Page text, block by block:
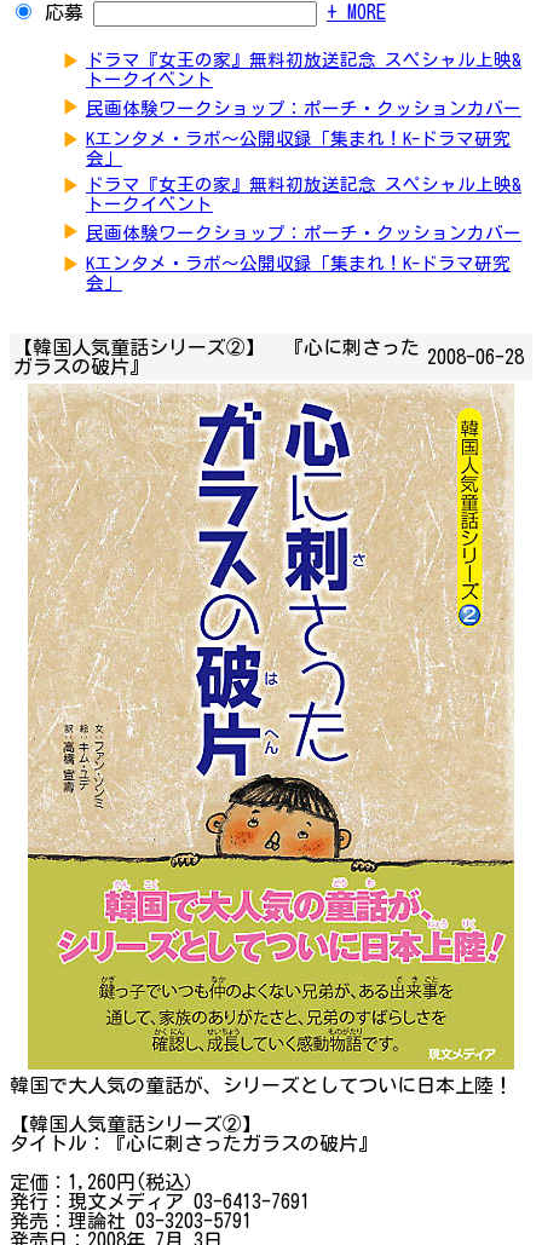
応募 + MORE
▶
ドラマ『女王の家』無料初放送記念 スペシャル上映&
トークイベント
▶ 民画体験ワークショップ：ポーチ・クッションカバー
▶ Kエンタメ・ラボ～公開収録「集まれ！K-ドラマ研究
会」
▶
ドラマ『女王の家』無料初放送記念 スペシャル上映&
トークイベント
▶ 民画体験ワークショップ：ポーチ・クッションカバー
▶ Kエンタメ・ラボ～公開収録「集まれ！K-ドラマ研究
会」
【韓国人気童話シリーズ②】 『心に刺さった
ガラスの破片』
2008-06-28
韓国で大人気の童話が、シリーズとしてついに日本上陸！
【韓国人気童話シリーズ②】
タイトル：『心に刺さったガラスの破片』
定価：1,260円(税込）
発行：現文メディア 03-6413-7691
発売：理論社 03-3203-5791
発売日：2008年 7月 3日